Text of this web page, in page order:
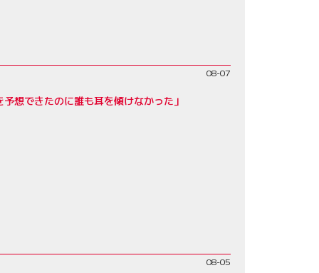
08-07
想できたのに誰も耳を傾けなかった」
08-05